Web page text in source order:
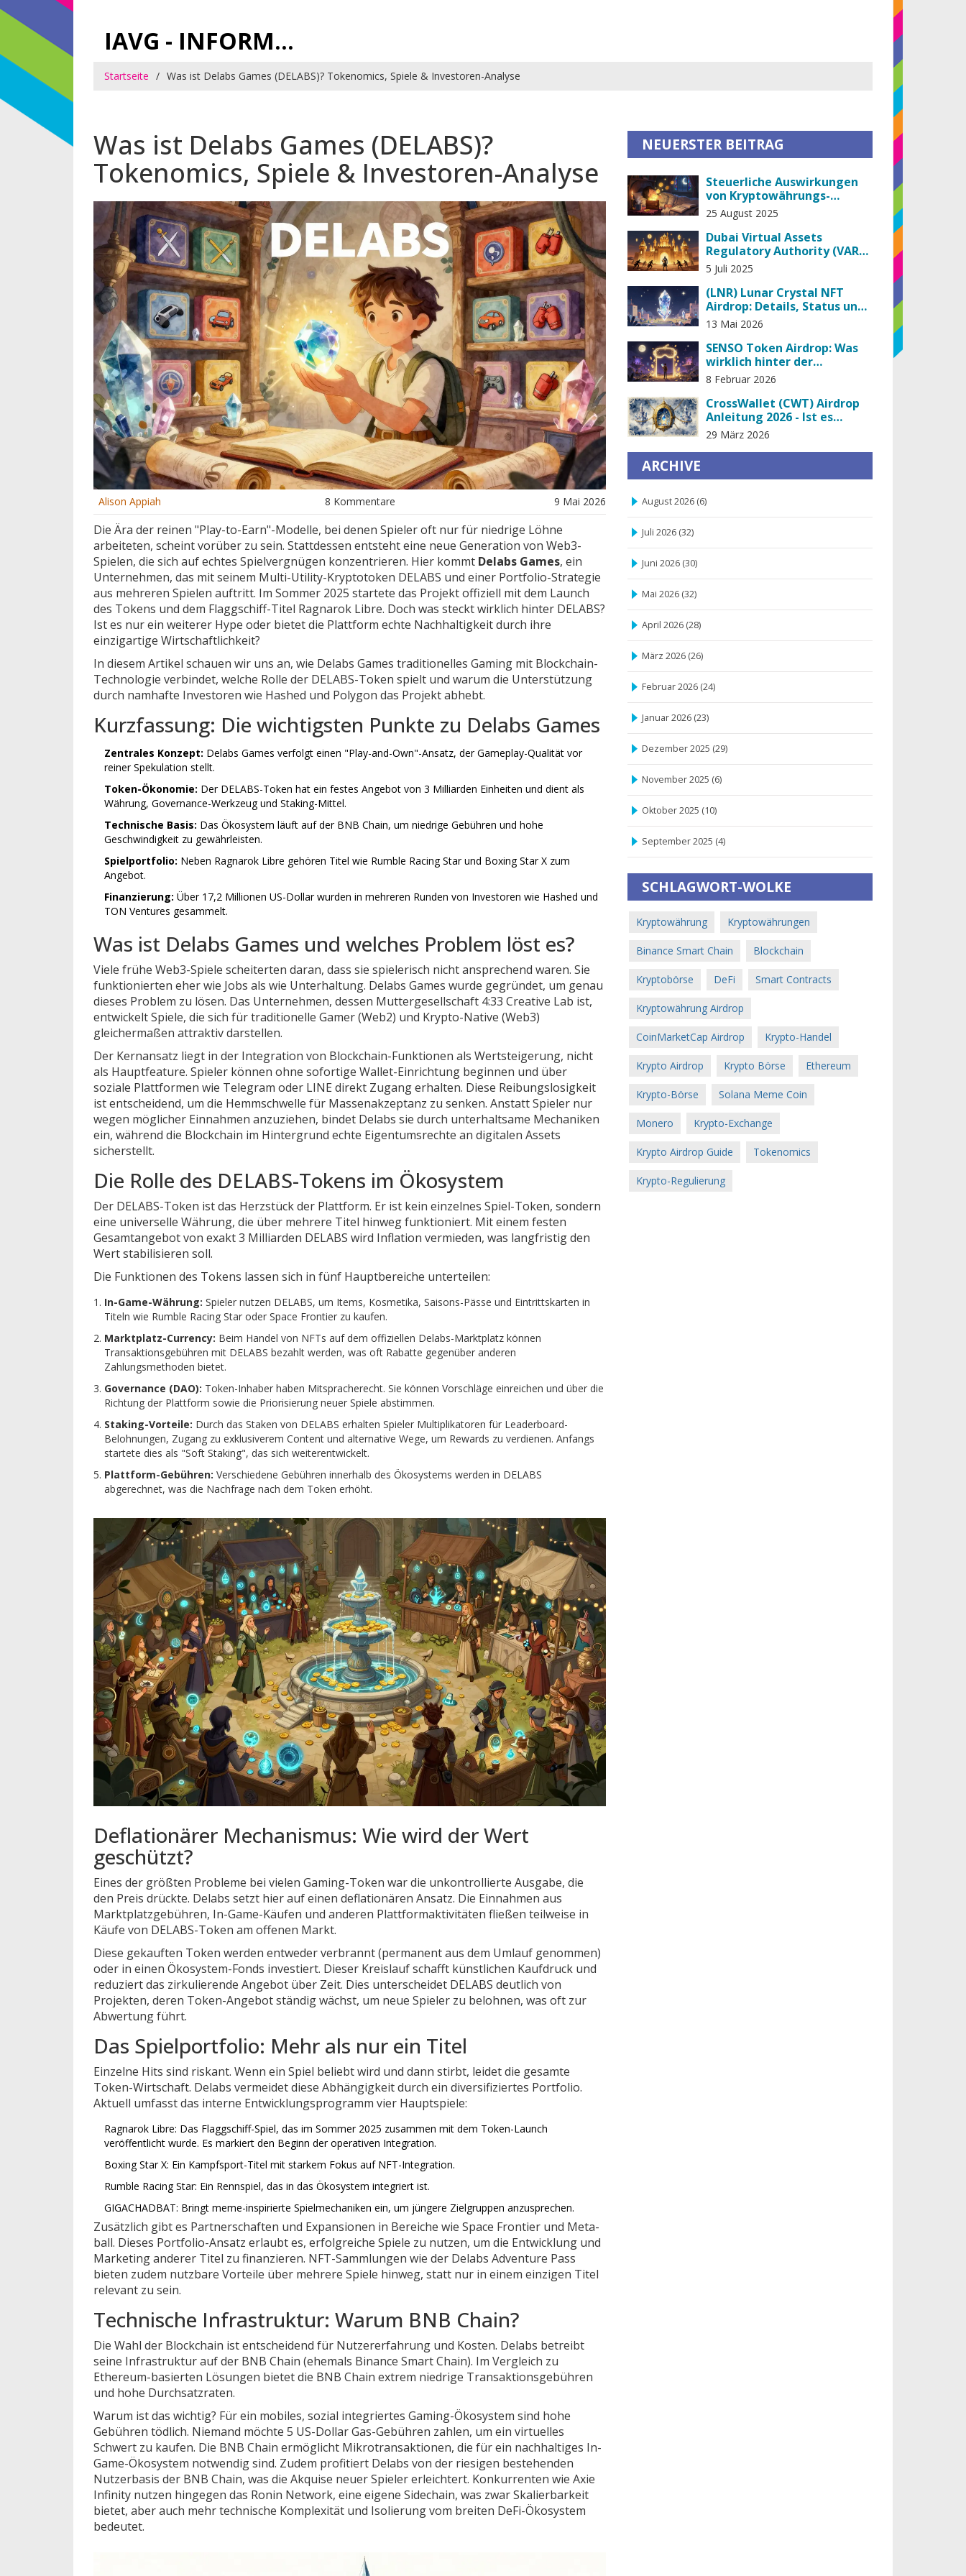
IAVG - INFORMATIONSARCHIV FÜR VIRTUELLE GELDER
Startseite Was ist Delabs Games (DELABS)? Tokenomics, Spiele & Investoren-Analyse
Was ist Delabs Games (DELABS)?
Tokenomics, Spiele & Investoren-Analyse
Alison Appiah 8 Kommentare 9 Mai 2026
Die Ära der reinen "Play-to-Earn"-Modelle, bei denen Spieler oft nur für niedrige Löhne
arbeiteten, scheint vorüber zu sein. Stattdessen entsteht eine neue Generation von Web3-
Spielen, die sich auf echtes Spielvergnügen konzentrieren. Hier kommt Delabs Games, ein
Unternehmen, das mit seinem Multi-Utility-Kryptotoken DELABS und einer Portfolio-Strategie
aus mehreren Spielen auftritt. Im Sommer 2025 startete das Projekt offiziell mit dem Launch
des Tokens und dem Flaggschiff-Titel Ragnarok Libre. Doch was steckt wirklich hinter DELABS?
Ist es nur ein weiterer Hype oder bietet die Plattform echte Nachhaltigkeit durch ihre
einzigartige Wirtschaftlichkeit?
In diesem Artikel schauen wir uns an, wie Delabs Games traditionelles Gaming mit Blockchain-
Technologie verbindet, welche Rolle der DELABS-Token spielt und warum die Unterstützung
durch namhafte Investoren wie Hashed und Polygon das Projekt abhebt.
Kurzfassung: Die wichtigsten Punkte zu Delabs Games
Zentrales Konzept: Delabs Games verfolgt einen "Play-and-Own"-Ansatz, der Gameplay-Qualität vor
reiner Spekulation stellt.
Token-Ökonomie: Der DELABS-Token hat ein festes Angebot von 3 Milliarden Einheiten und dient als
Währung, Governance-Werkzeug und Staking-Mittel.
Technische Basis: Das Ökosystem läuft auf der BNB Chain, um niedrige Gebühren und hohe
Geschwindigkeit zu gewährleisten.
Spielportfolio: Neben Ragnarok Libre gehören Titel wie Rumble Racing Star und Boxing Star X zum
Angebot.
Finanzierung: Über 17,2 Millionen US-Dollar wurden in mehreren Runden von Investoren wie Hashed und
TON Ventures gesammelt.
Was ist Delabs Games und welches Problem löst es?
Viele frühe Web3-Spiele scheiterten daran, dass sie spielerisch nicht ansprechend waren. Sie
funktionierten eher wie Jobs als wie Unterhaltung. Delabs Games wurde gegründet, um genau
dieses Problem zu lösen. Das Unternehmen, dessen Muttergesellschaft 4:33 Creative Lab ist,
entwickelt Spiele, die sich für traditionelle Gamer (Web2) und Krypto-Native (Web3)
gleichermaßen attraktiv darstellen.
Der Kernansatz liegt in der Integration von Blockchain-Funktionen als Wertsteigerung, nicht
als Hauptfeature. Spieler können ohne sofortige Wallet-Einrichtung beginnen und über
soziale Plattformen wie Telegram oder LINE direkt Zugang erhalten. Diese Reibungslosigkeit
ist entscheidend, um die Hemmschwelle für Massenakzeptanz zu senken. Anstatt Spieler nur
wegen möglicher Einnahmen anzuziehen, bindet Delabs sie durch unterhaltsame Mechaniken
ein, während die Blockchain im Hintergrund echte Eigentumsrechte an digitalen Assets
sicherstellt.
Die Rolle des DELABS-Tokens im Ökosystem
Der DELABS-Token ist das Herzstück der Plattform. Er ist kein einzelnes Spiel-Token, sondern
eine universelle Währung, die über mehrere Titel hinweg funktioniert. Mit einem festen
Gesamtangebot von exakt 3 Milliarden DELABS wird Inflation vermieden, was langfristig den
Wert stabilisieren soll.
Die Funktionen des Tokens lassen sich in fünf Hauptbereiche unterteilen:
In-Game-Währung: Spieler nutzen DELABS, um Items, Kosmetika, Saisons-Pässe und Eintrittskarten in
Titeln wie Rumble Racing Star oder Space Frontier zu kaufen.
Marktplatz-Currency: Beim Handel von NFTs auf dem offiziellen Delabs-Marktplatz können
Transaktionsgebühren mit DELABS bezahlt werden, was oft Rabatte gegenüber anderen
Zahlungsmethoden bietet.
Governance (DAO): Token-Inhaber haben Mitspracherecht. Sie können Vorschläge einreichen und über die
Richtung der Plattform sowie die Priorisierung neuer Spiele abstimmen.
Staking-Vorteile: Durch das Staken von DELABS erhalten Spieler Multiplikatoren für Leaderboard-
Belohnungen, Zugang zu exklusiverem Content und alternative Wege, um Rewards zu verdienen. Anfangs
startete dies als "Soft Staking", das sich weiterentwickelt.
Plattform-Gebühren: Verschiedene Gebühren innerhalb des Ökosystems werden in DELABS
abgerechnet, was die Nachfrage nach dem Token erhöht.
Deflationärer Mechanismus: Wie wird der Wert
geschützt?
Eines der größten Probleme bei vielen Gaming-Token war die unkontrollierte Ausgabe, die
den Preis drückte. Delabs setzt hier auf einen deflationären Ansatz. Die Einnahmen aus
Marktplatzgebühren, In-Game-Käufen und anderen Plattformaktivitäten fließen teilweise in
Käufe von DELABS-Token am offenen Markt.
Diese gekauften Token werden entweder verbrannt (permanent aus dem Umlauf genommen)
oder in einen Ökosystem-Fonds investiert. Dieser Kreislauf schafft künstlichen Kaufdruck und
reduziert das zirkulierende Angebot über Zeit. Dies unterscheidet DELABS deutlich von
Projekten, deren Token-Angebot ständig wächst, um neue Spieler zu belohnen, was oft zur
Abwertung führt.
Das Spielportfolio: Mehr als nur ein Titel
Einzelne Hits sind riskant. Wenn ein Spiel beliebt wird und dann stirbt, leidet die gesamte
Token-Wirtschaft. Delabs vermeidet diese Abhängigkeit durch ein diversifiziertes Portfolio.
Aktuell umfasst das interne Entwicklungsprogramm vier Hauptspiele:
Ragnarok Libre: Das Flaggschiff-Spiel, das im Sommer 2025 zusammen mit dem Token-Launch
veröffentlicht wurde. Es markiert den Beginn der operativen Integration.
Boxing Star X: Ein Kampfsport-Titel mit starkem Fokus auf NFT-Integration.
Rumble Racing Star: Ein Rennspiel, das in das Ökosystem integriert ist.
GIGACHADBAT: Bringt meme-inspirierte Spielmechaniken ein, um jüngere Zielgruppen anzusprechen.
Zusätzlich gibt es Partnerschaften und Expansionen in Bereiche wie Space Frontier und Meta-
ball. Dieses Portfolio-Ansatz erlaubt es, erfolgreiche Spiele zu nutzen, um die Entwicklung und
Marketing anderer Titel zu finanzieren. NFT-Sammlungen wie der Delabs Adventure Pass
bieten zudem nutzbare Vorteile über mehrere Spiele hinweg, statt nur in einem einzigen Titel
relevant zu sein.
Technische Infrastruktur: Warum BNB Chain?
Die Wahl der Blockchain ist entscheidend für Nutzererfahrung und Kosten. Delabs betreibt
seine Infrastruktur auf der BNB Chain (ehemals Binance Smart Chain). Im Vergleich zu
Ethereum-basierten Lösungen bietet die BNB Chain extrem niedrige Transaktionsgebühren
und hohe Durchsatzraten.
Warum ist das wichtig? Für ein mobiles, sozial integriertes Gaming-Ökosystem sind hohe
Gebühren tödlich. Niemand möchte 5 US-Dollar Gas-Gebühren zahlen, um ein virtuelles
Schwert zu kaufen. Die BNB Chain ermöglicht Mikrotransaktionen, die für ein nachhaltiges In-
Game-Ökosystem notwendig sind. Zudem profitiert Delabs von der riesigen bestehenden
Nutzerbasis der BNB Chain, was die Akquise neuer Spieler erleichtert. Konkurrenten wie Axie
Infinity nutzen hingegen das Ronin Network, eine eigene Sidechain, was zwar Skalierbarkeit
bietet, aber auch mehr technische Komplexität und Isolierung vom breiten DeFi-Ökosystem
bedeutet.
NEUERSTER BEITRAG
Steuerliche Auswirkungen
von Kryptowährungs-
Airdrops
25 August 2025
Dubai Virtual Assets
Regulatory Authority (VARA)
für Crypto-Lizenzen: Alle
Anforderungen und
Einschränkungen 2025
5 Juli 2025
(LNR) Lunar Crystal NFT
Airdrop: Details, Status und
Risiken
13 Mai 2026
SENSO Token Airdrop: Was
wirklich hinter der
Kampagne steckt und wie
8 Februar 2026
CrossWallet (CWT) Airdrop
Anleitung 2026 - Ist es
legitim?
29 März 2026
ARCHIVE
August 2026 (6)
Juli 2026 (32)
Juni 2026 (30)
Mai 2026 (32)
April 2026 (28)
März 2026 (26)
Februar 2026 (24)
Januar 2026 (23)
Dezember 2025 (29)
November 2025 (6)
Oktober 2025 (10)
September 2025 (4)
SCHLAGWORT-WOLKE
Kryptowährung Kryptowährungen
Binance Smart Chain Blockchain
Kryptobörse DeFi Smart Contracts
Kryptowährung Airdrop
CoinMarketCap Airdrop Krypto-Handel
Krypto Airdrop Krypto Börse Ethereum
Krypto-Börse Solana Meme Coin
Monero Krypto-Exchange
Krypto Airdrop Guide Tokenomics
Krypto-Regulierung